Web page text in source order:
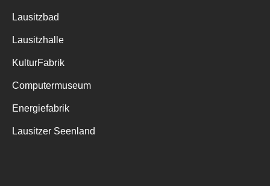
Lausitzbad
Lausitzhalle
KulturFabrik
Computermuseum
Energiefabrik
Lausitzer Seenland